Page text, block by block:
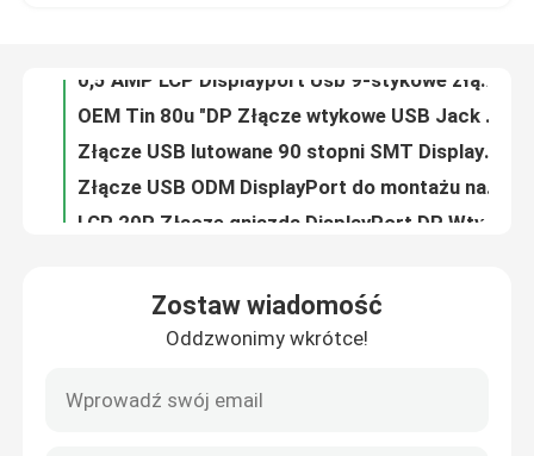
Skontaktuj się z nami
Poprosić o wycenę
Złącze USB DIPZostaw wiadomość
Oddzwonimy wkrótce!